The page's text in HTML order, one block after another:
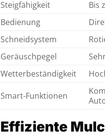
Steigfähigkeit
Bis
Bedienung
Schneidsystem
Geräuschpegel
Wetterbeständigkeit
Smart-Funktionen
Effiziente